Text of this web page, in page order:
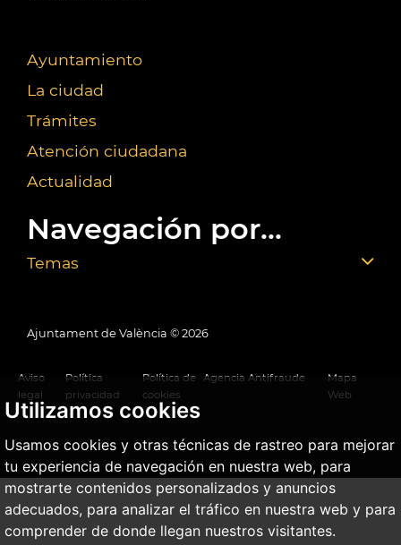
Utilizamos cookies
Usamos cookies y otras técnicas de rastreo para mejorar
tu experiencia de navegación en nuestra web, para
mostrarte contenidos personalizados y anuncios
adecuados, para analizar el tráfico en nuestra web y para
comprender de donde llegan nuestros visitantes.
Ayuntamiento
La ciudad
Trámites
Atención ciudadana
Actualidad
Navegación por...
Temas
Ajuntament de València © 2026
Aviso
legal
Política
privacidad
Política de
cookies
Agencia Antifraude
Mapa
Web